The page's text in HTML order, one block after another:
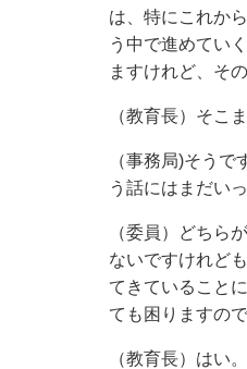
は、特にこれか
う中で進めてい
ますけれど、そ
（教育長）そこ
（事務局)そう
う話にはまだい
（委員）どちら
ないですけれど
てきていること
ても困りますの
（教育長）はい